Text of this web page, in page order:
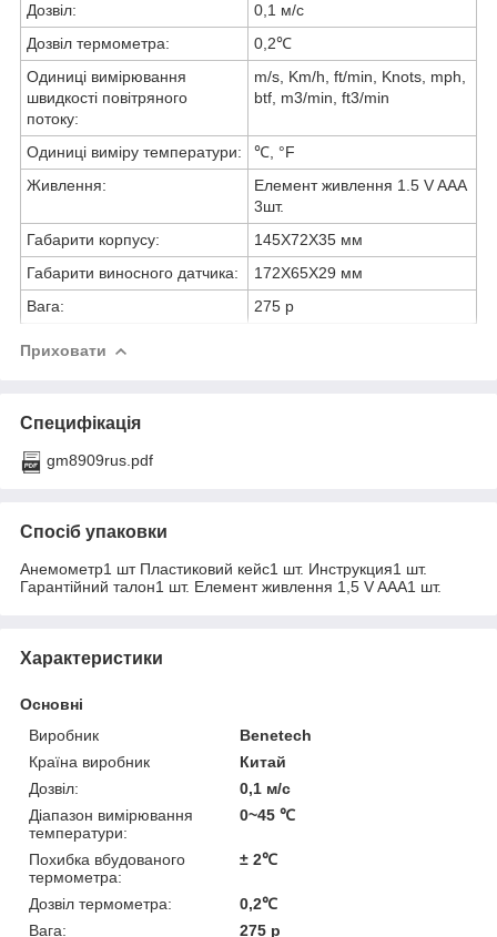
Дозвіл:
0,1 м/с
Дозвіл термометра:
0,2℃
Одиниці вимірювання
швидкості повітряного
потоку:
m/s, Km/h, ft/min, Knots, mph,
btf, m3/min, ft3/min
Одиниці виміру температури:
℃, °F
Живлення:
Елемент живлення 1.5 V AAA
3шт.
Габарити корпусу:
145X72X35 мм
Габарити виносного датчика:
172X65X29 мм
Вага:
275 р
Приховати
Специфікація
gm8909rus.pdf
Спосіб упаковки
Анемометр1 шт Пластиковий кейс1 шт. Инструкция1 шт.
Гарантійний талон1 шт. Елемент живлення 1,5 V AAA1 шт.
Характеристики
Основні
Виробник
Benetech
Країна виробник
Китай
Дозвіл:
0,1 м/с
Діапазон вимірювання
температури:
0~45 ℃
Похибка вбудованого
термометра:
± 2℃
Дозвіл термометра:
0,2℃
Вага:
275 р